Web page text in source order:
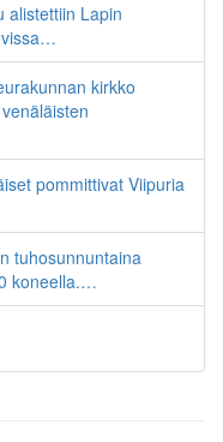
alistettiin Lapin
kirkko
pommittivat Viipuria
tuhosunnuntaina
koneella.…